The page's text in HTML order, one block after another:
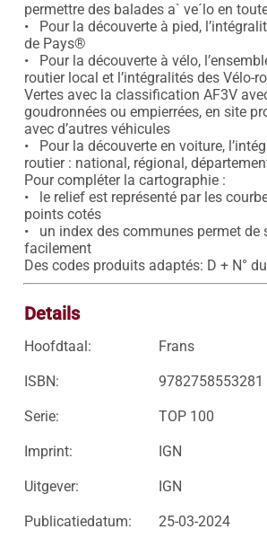
permettre des balades a` ve´lo en
•   Pour la découverte à pied,
de Pays®
•   Pour la découverte à vélo,
routier local et l’intégralités des Vélo-
Vertes avec la classification AF3V
goudronnées ou empierrées, en site
avec d’autres véhicules
•   Pour la découverte en voiture,
routier : national, régional,
Pour compléter la cartographie :
•   le relief est représenté par les
points cotés
•   un index des communes permet de
facilement
Des codes produits adaptés: D + N°
Details
Hoofdtaal: Frans
ISBN: 9782758553281
Serie: TOP 100
Imprint: IGN
Uitgever: IGN
Publicatiedatum: 25-03-2024